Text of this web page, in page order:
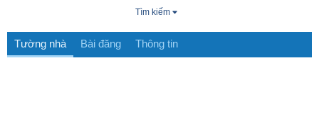
Tìm kiếm
Tường nhà Bài đăng Thông tin